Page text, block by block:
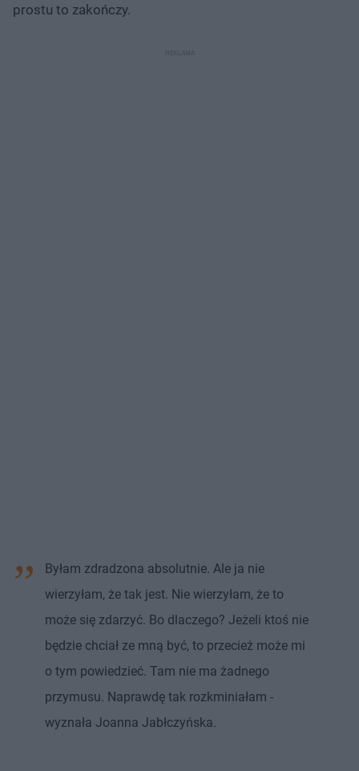
prostu to zakończy.
Byłam zdradzona absolutnie. Ale ja nie
wierzyłam, że tak jest. Nie wierzyłam, że to
może się zdarzyć. Bo dlaczego? Jeżeli ktoś nie
będzie chciał ze mną być, to przecież może mi
o tym powiedzieć. Tam nie ma żadnego
przymusu. Naprawdę tak rozkminiałam -
wyznała Joanna Jabłczyńska.